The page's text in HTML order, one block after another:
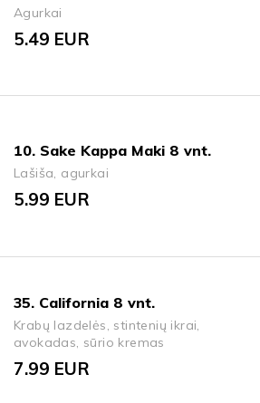
Agurkai
5.49 EUR
10. Sake Kappa Maki 8 vnt.
Lašiša, agurkai
5.99 EUR
35. California 8 vnt.
Krabų lazdelės, stintenių ikrai,
avokadas, sūrio kremas
7.99 EUR